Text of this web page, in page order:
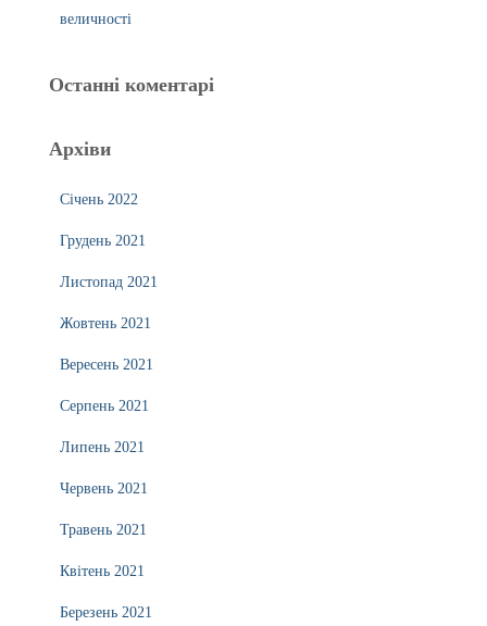
величності
Останні коментарі
Архіви
Січень 2022
Грудень 2021
Листопад 2021
Жовтень 2021
Вересень 2021
Серпень 2021
Липень 2021
Червень 2021
Травень 2021
Квітень 2021
Березень 2021